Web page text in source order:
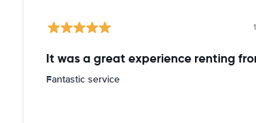
Fantastic service